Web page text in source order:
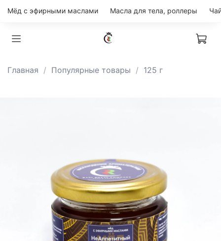
Мёд с эфирными маслами Масла для тела, роллеры
Главная Популярные товары 125 г